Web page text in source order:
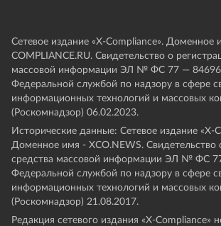
Сетевое издание «Х-Compliance». Доменное
COMPLIANCE.RU. Свидетельство о
массовой информации ЭЛ № ФС 77 —
Федеральной службой по надзору в сфере
информационных технологий и массовых
(Роскомнадзор) 06.02.2023.
Исторические данные: Сетевое издание «Х-
Доменное имя - XCO.NEWS. Свидетельство
средства массовой информации ЭЛ № ФС
Федеральной службой по надзору в сфере
информационных технологий и массовых
(Роскомнадзор) 21.08.2017.
Редакция сетевого издания «X-Compliance»